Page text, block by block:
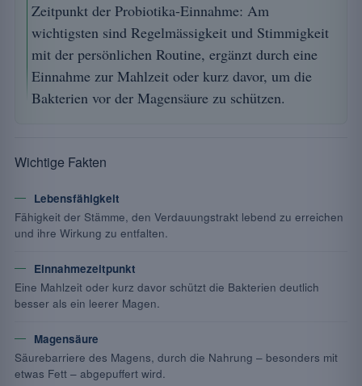
Zeitpunkt der Probiotika-Einnahme: Am
wichtigsten sind Regelmässigkeit und Stimmigkeit
mit der persönlichen Routine, ergänzt durch eine
Einnahme zur Mahlzeit oder kurz davor, um die
Bakterien vor der Magensäure zu schützen.
Wichtige Fakten
Lebensfähigkeit
Fähigkeit der Stämme, den Verdauungstrakt lebend zu erreichen
und ihre Wirkung zu entfalten.
Einnahmezeitpunkt
Eine Mahlzeit oder kurz davor schützt die Bakterien deutlich
besser als ein leerer Magen.
Magensäure
Säurebarriere des Magens, durch die Nahrung – besonders mit
etwas Fett – abgepuffert wird.